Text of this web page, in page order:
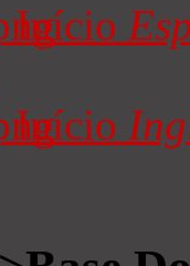
Início
Início